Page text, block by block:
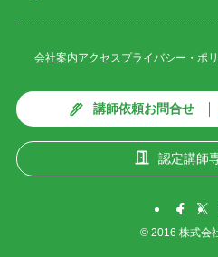
会社案内アクセスプライバシー・ポ
講師依頼お問合せ
認定講師
©2016 株式会